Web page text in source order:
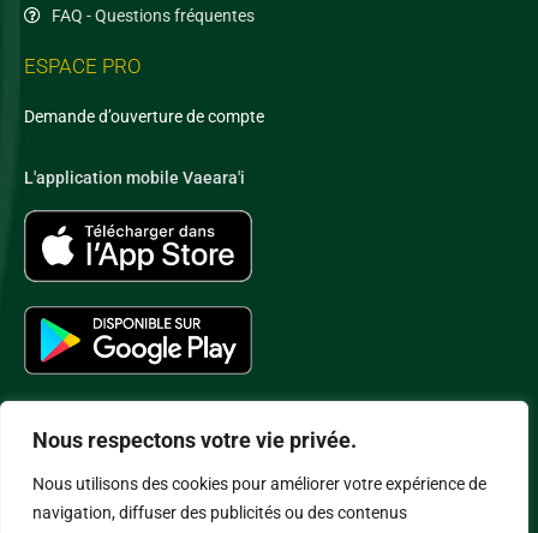
Nous respectons votre vie privée.
Nous utilisons des cookies pour améliorer votre expérience de
navigation, diffuser des publicités ou des contenus
FAQ - Questions fréquentes
ESPACE PRO
Demande d’ouverture de compte
L'application mobile Vaeara'i
Conditions Générales de Vente –Politique de Confidentialité–
Politique Cookies
Mentions légales